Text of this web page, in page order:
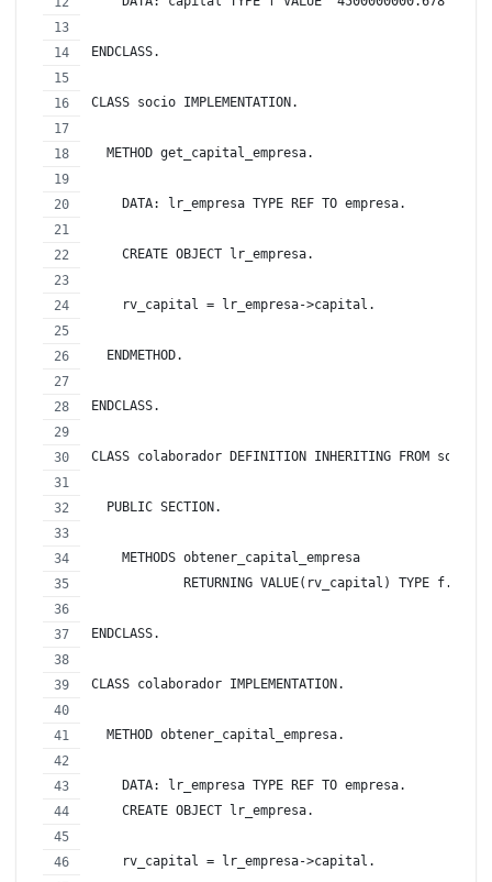
ENDCLASS.
CLASS socio IMPLEMENTATION.
  METHOD get_capital_empresa.
    DATA: lr_empresa TYPE REF TO empresa.
    CREATE OBJECT lr_empresa.
    rv_capital = lr_empresa->capital.
  ENDMETHOD.
ENDCLASS.
CLASS colaborador DEFINITION INHERITING FROM socio.
  PUBLIC SECTION.
    METHODS obtener_capital_empresa
            RETURNING VALUE(rv_capital) TYPE f.
ENDCLASS.
CLASS colaborador IMPLEMENTATION.
  METHOD obtener_capital_empresa.
    DATA: lr_empresa TYPE REF TO empresa.
    CREATE OBJECT lr_empresa.
    rv_capital = lr_empresa->capital.